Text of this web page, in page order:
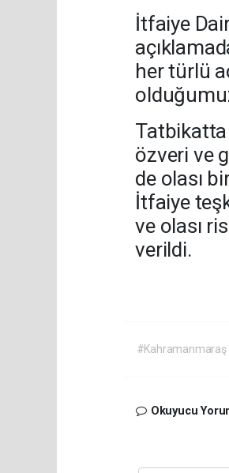
İtfaiye
her türlü
özveri ve
de olası
İtfaiye
ve olası
verildi.
#Kahramanmaraş
Okuyucu